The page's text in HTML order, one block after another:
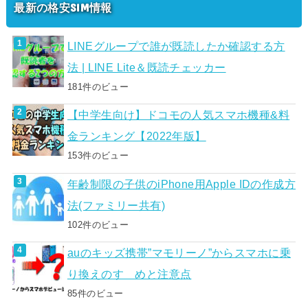
最新の格安SIM情報
LINEグループで誰が既読したか確認する方
法 | LINE Lite＆既読チェッカー
181件のビュー
【中学生向け】ドコモの人気スマホ機種&料
金ランキング【2022年版】
153件のビュー
年齢制限の子供のiPhone用Apple IDの作成方
法(ファミリー共有)
102件のビュー
auのキッズ携帯”マモリーノ”からスマホに乗
り換えのすゝめと注意点
85件のビュー